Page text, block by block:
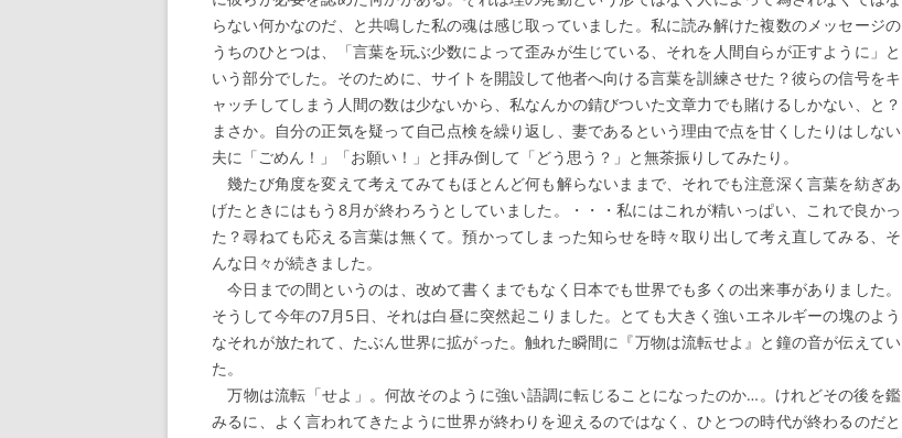
らない何かなのだ、と共鳴した私の魂は感じ取っていました。私に読み解けた複数のメッセージの
うちのひとつは、「言葉を玩ぶ少数によって歪みが生じている、それを人間自らが正すように」と
いう部分でした。そのために、サイトを開設して他者へ向ける言葉を訓練させた？彼らの信号をキ
ャッチしてしまう人間の数は少ないから、私なんかの錆びついた文章力でも賭けるしかない、と？
まさか。自分の正気を疑って自己点検を繰り返し、妻であるという理由で点を甘くしたりはしない
夫に「ごめん！」「お願い！」と拝み倒して「どう思う？」と無茶振りしてみたり。
幾たび角度を変えて考えてみてもほとんど何も解らないままで、それでも注意深く言葉を紡ぎあ
げたときにはもう8月が終わろうとしていました。・・・私にはこれが精いっぱい、これで良かっ
た？尋ねても応える言葉は無くて。預かってしまった知らせを時々取り出して考え直してみる、そ
んな日々が続きました。
今日までの間というのは、改めて書くまでもなく日本でも世界でも多くの出来事がありました。
そうして今年の7月5日、それは白昼に突然起こりました。とても大きく強いエネルギーの塊のよう
なそれが放たれて、たぶん世界に拡がった。触れた瞬間に『万物は流転せよ』と鐘の音が伝えてい
た。
万物は流転「せよ」。何故そのように強い語調に転じることになったのか…。けれどその後を鑑
みるに、よく言われてきたように世界が終わりを迎えるのではなく、ひとつの時代が終わるのだと